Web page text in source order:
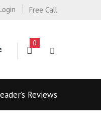
Free Call
0
Reviews